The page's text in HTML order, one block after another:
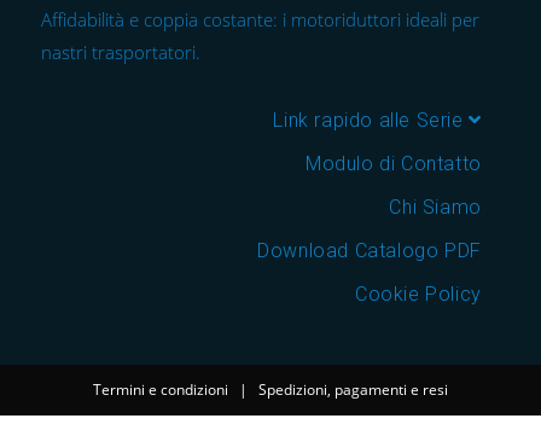
Affidabilità e coppia costante: i motoriduttori ideali per
nastri trasportatori.
Link rapido alle Serie
Modulo di Contatto
Chi Siamo
Download Catalogo PDF
Cookie Policy
Termini e condizioni | Spedizioni, pagamenti e resi